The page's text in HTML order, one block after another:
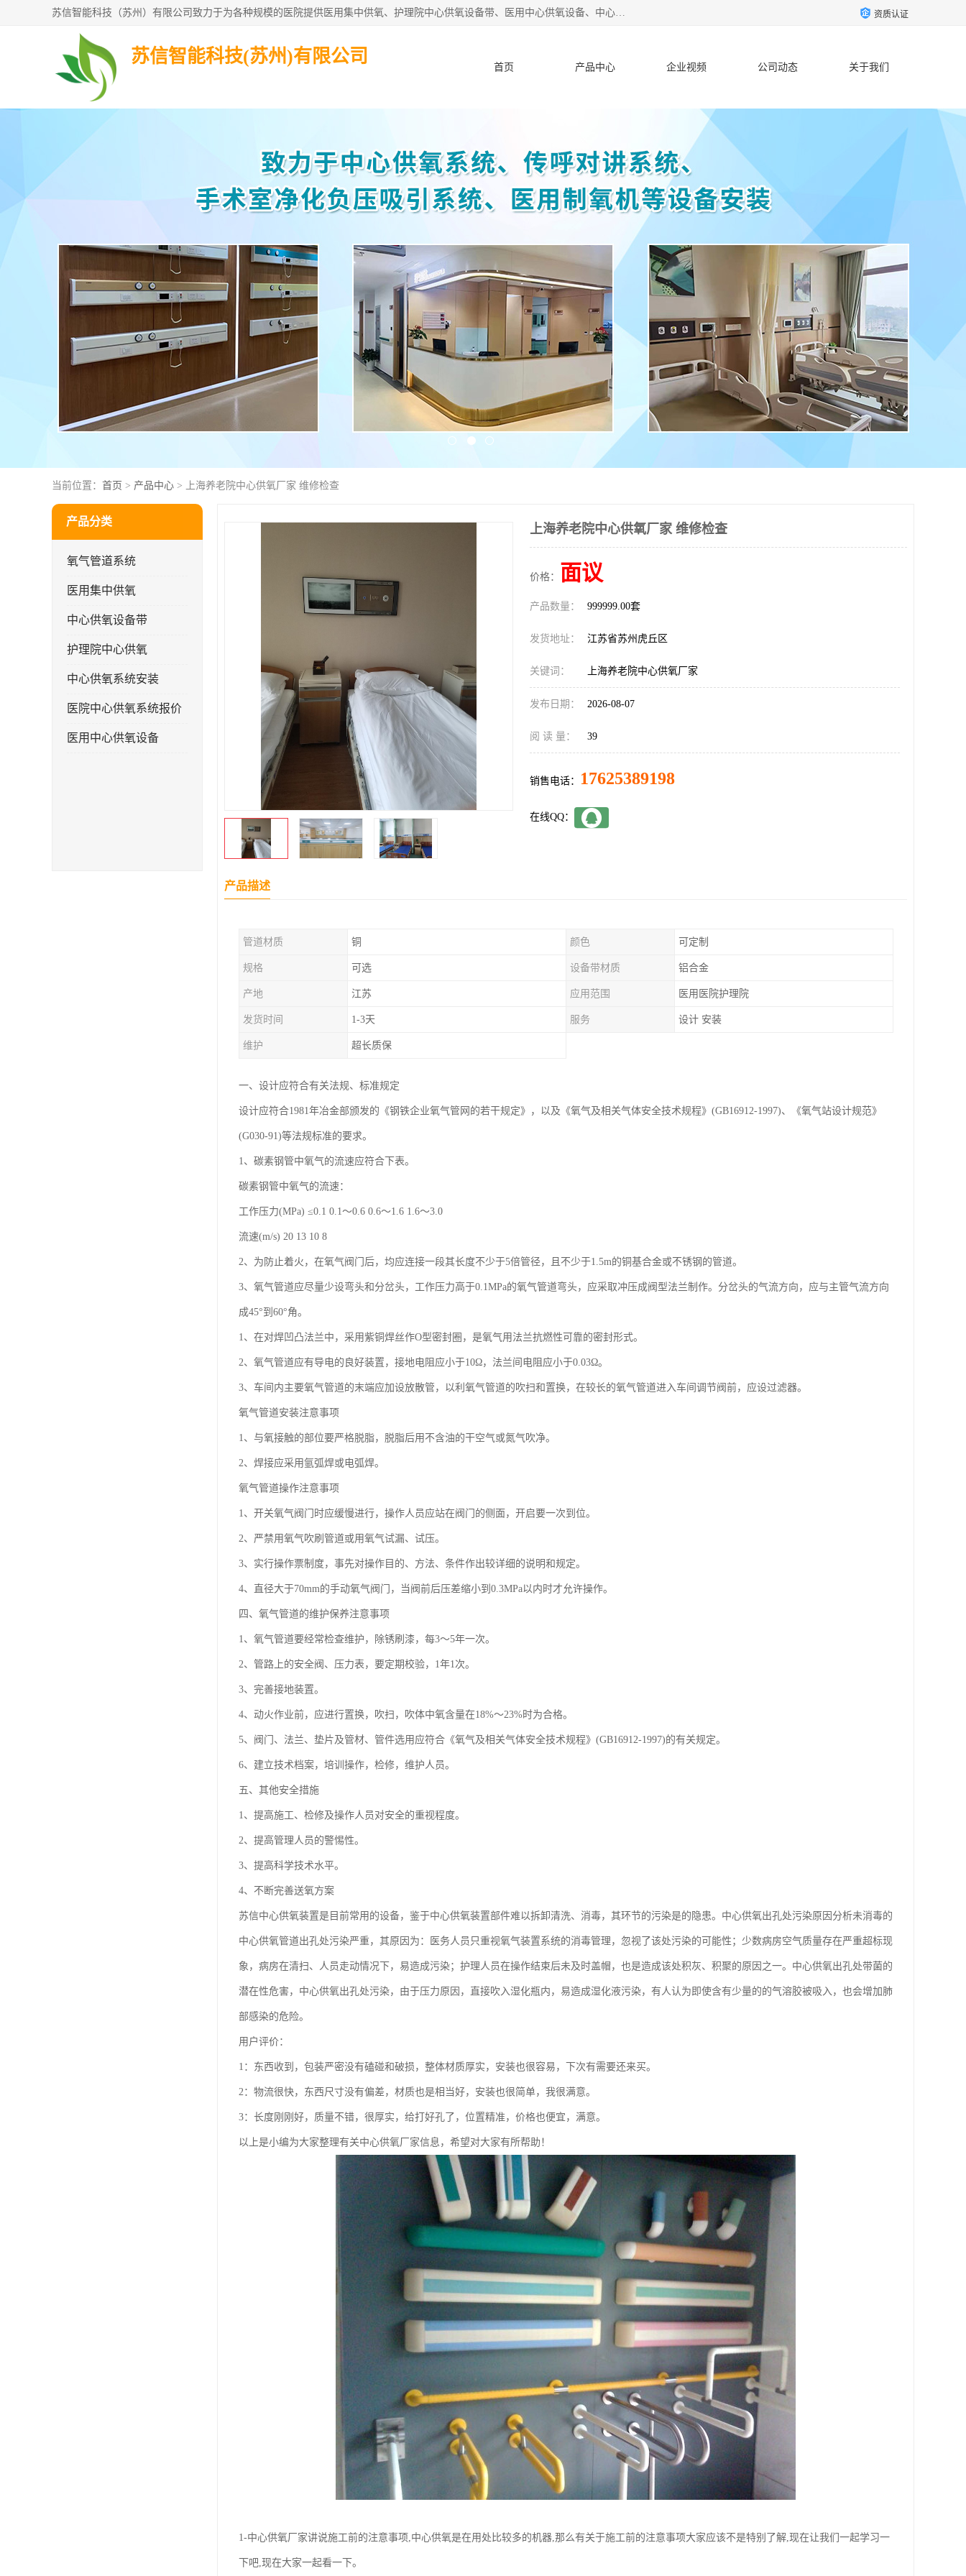
苏信智能科技（苏州）有限公司致力于为各种规模的医院提供医用集中供氧、护理院中心供氧设备带、医用中心供氧设备、中心供氧系统安装、医院中心供氧系统报价等“一条龙”服务。 资质认证
苏信智能科技(苏州)有限公司
首页 产品中心 企业视频 公司动态 关于我们
当前位置： 首页 > 产品中心 > 上海养老院中心供氧厂家 维修检查
产品分类
氧气管道系统
医用集中供氧
中心供氧设备带
护理院中心供氧
中心供氧系统安装
医院中心供氧系统报价
医用中心供氧设备
上海养老院中心供氧厂家 维修检查
价格： 面议
产品数量： 999999.00套
发货地址： 江苏省苏州虎丘区
关键词： 上海养老院中心供氧厂家
发布日期： 2026-08-07
阅 读 量： 39
销售电话： 17625389198
在线QQ：
产品描述
管道材质 铜 颜色 可定制
规格 可选 设备带材质 铝合金
产地 江苏 应用范围 医用医院护理院
发货时间 1-3天 服务 设计 安装
维护 超长质保
一、设计应符合有关法规、标准规定
设计应符合1981年冶金部颁发的《钢铁企业氧气管网的若干规定》，以及《氧气及相关气体安全技术规程》(GB16912-1997)、《氧气站设计规范》
(G030-91)等法规标准的要求。
1、碳素钢管中氧气的流速应符合下表。
碳素钢管中氧气的流速：
工作压力(MPa) ≤0.1 0.1～0.6 0.6～1.6 1.6～3.0
流速(m/s) 20 13 10 8
2、为防止着火，在氧气阀门后，均应连接一段其长度不少于5倍管径，且不少于1.5m的铜基合金或不锈钢的管道。
3、氧气管道应尽量少设弯头和分岔头，工作压力高于0.1MPa的氧气管道弯头，应采取冲压成阀型法兰制作。分岔头的气流方向，应与主管气流方向
成45°到60°角。
1、在对焊凹凸法兰中，采用紫铜焊丝作O型密封圈，是氧气用法兰抗燃性可靠的密封形式。
2、氧气管道应有导电的良好装置，接地电阻应小于10Ω，法兰间电阻应小于0.03Ω。
3、车间内主要氧气管道的末端应加设放散管，以利氧气管道的吹扫和置换，在较长的氧气管道进入车间调节阀前，应设过滤器。
氧气管道安装注意事项
1、与氧接触的部位要严格脱脂，脱脂后用不含油的干空气或氮气吹净。
2、焊接应采用氩弧焊或电弧焊。
氧气管道操作注意事项
1、开关氧气阀门时应缓慢进行，操作人员应站在阀门的侧面，开启要一次到位。
2、严禁用氧气吹刷管道或用氧气试漏、试压。
3、实行操作票制度，事先对操作目的、方法、条件作出较详细的说明和规定。
4、直径大于70mm的手动氧气阀门，当阀前后压差缩小到0.3MPa以内时才允许操作。
四、氧气管道的维护保养注意事项
1、氧气管道要经常检查维护，除锈刷漆，每3～5年一次。
2、管路上的安全阀、压力表，要定期校验，1年1次。
3、完善接地装置。
4、动火作业前，应进行置换，吹扫，吹体中氧含量在18%～23%时为合格。
5、阀门、法兰、垫片及管材、管件选用应符合《氧气及相关气体安全技术规程》(GB16912-1997)的有关规定。
6、建立技术档案，培训操作，检修，维护人员。
五、其他安全措施
1、提高施工、检修及操作人员对安全的重视程度。
2、提高管理人员的警惕性。
3、提高科学技术水平。
4、不断完善送氧方案
苏信中心供氧装置是目前常用的设备，鉴于中心供氧装置部件难以拆卸清洗、消毒，其环节的污染是的隐患。中心供氧出孔处污染原因分析未消毒的
中心供氧管道出孔处污染严重，其原因为：医务人员只重视氧气装置系统的消毒管理，忽视了该处污染的可能性；少数病房空气质量存在严重超标现
象，病房在清扫、人员走动情况下，易造成污染；护理人员在操作结束后未及时盖帽，也是造成该处积灰、积聚的原因之一。中心供氧出孔处带菌的
潜在性危害，中心供氧出孔处污染，由于压力原因，直接吹入湿化瓶内，易造成湿化液污染，有人认为即使含有少量的的气溶胶被吸入，也会增加肺
部感染的危险。
用户评价：
1：东西收到，包装严密没有磕碰和破损，整体材质厚实，安装也很容易，下次有需要还来买。
2：物流很快，东西尺寸没有偏差，材质也是相当好，安装也很简单，我很满意。
3：长度刚刚好，质量不错，很厚实，给打好孔了，位置精准，价格也便宜，满意。
以上是小编为大家整理有关中心供氧厂家信息，希望对大家有所帮助！
1-中心供氧厂家讲说施工前的注意事项,中心供氧是在用处比较多的机器,那么有关于施工前的注意事项大家应该不是特别了解,现在让我们一起学习一
下吧,现在大家一起看一下。